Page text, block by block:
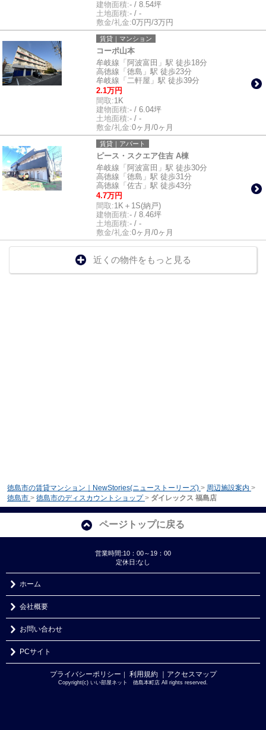
建物面積:- / 8.54坪
土地面積:- / -
敷金/礼金:0万円/3万円
賃貸｜マンション
コーポ山本
牟岐線「阿波富田」駅 徒歩18分
高徳線「徳島」駅 徒歩23分
牟岐線「二軒屋」駅 徒歩39分
2.1万円
間取:1K
建物面積:- / 6.04坪
土地面積:- / -
敷金/礼金:0ヶ月/0ヶ月
賃貸｜アパート
ピース・スクエア住吉 A棟
牟岐線「阿波富田」駅 徒歩30分
高徳線「徳島」駅 徒歩31分
高徳線「佐古」駅 徒歩43分
4.7万円
間取:1K＋1S(納戸)
建物面積:- / 8.46坪
土地面積:- / -
敷金/礼金:0ヶ月/0ヶ月
近くの物件をもっと見る
徳島市の賃貸マンション｜NewStories(ニューストーリーズ) > 周辺施設案内 >
徳島市 > 徳島市のディスカウントショップ > ダイレックス 福島店
ページトップに戻る
営業時間:10：00～19：00
定休日:なし
ホーム
会社概要
お問い合わせ
PCサイト
プライバシーポリシー ｜ 利用規約 ｜アクセスマップ
Copyright(c) いい部屋ネット 徳島本町店 All rights reserved.